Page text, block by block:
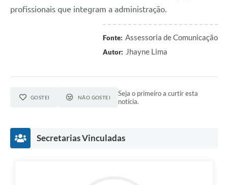
profissionais que integram a administração.
Fonte: Assessoria de Comunicação
Autor: Jhayne Lima
GOSTEI NÃO GOSTEI
Seja o primeiro a curtir esta
notícia.
Secretarias Vinculadas